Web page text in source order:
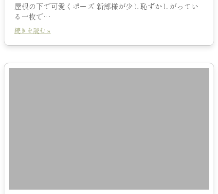
屋根の下で可愛くポーズ 新郎様が少し恥ずかしがってい
る一枚で…
続きを読む »